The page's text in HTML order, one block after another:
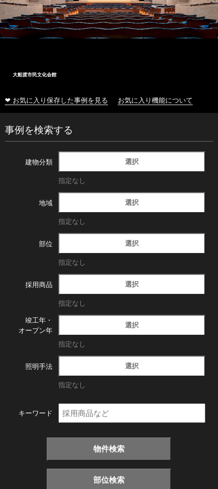
大船渡市民文化会館
❤ お気に入り保存した事例を見る お気に入り機能について
事例を検索する
建物分類 選択
指定なし
地域 選択
指定なし
部位 選択
指定なし
採用商品 選択
指定なし
竣工年・
オープン年
選択
指定なし
照明手法 選択
指定なし
キーワード
物件検索
部位検索